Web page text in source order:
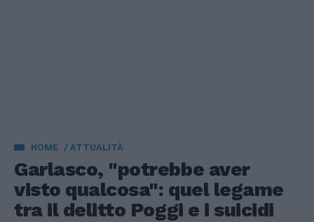
HOME ATTUALITÀ
Garlasco, "potrebbe aver
visto qualcosa": quel legame
tra il delitto Poggi e i suicidi